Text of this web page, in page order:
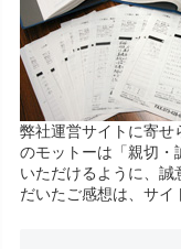
弊社運営サイトに寄せ
のモットーは「親切・
いただけるように、誠
だいたご感想は、サイ